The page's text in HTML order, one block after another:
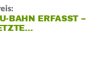
BAHN ERFASST –